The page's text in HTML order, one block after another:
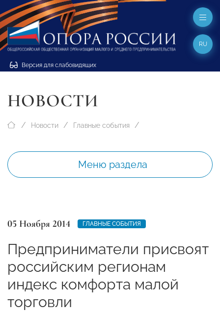
Версия для слабовидящих
RU
НОВОСТИ
Новости Главные события
Меню раздела
05 Ноября 2014 ГЛАВНЫЕ СОБЫТИЯ
Предприниматели присвоят
российским регионам
индекс комфорта малой
торговли